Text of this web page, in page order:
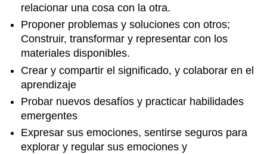
relacionar una cosa con la otra.
Proponer problemas y soluciones con otros;
Construir, transformar y representar con los
materiales disponibles.
Crear y compartir el significado, y colaborar en el
aprendizaje
Probar nuevos desafíos y practicar habilidades
emergentes
Expresar sus emociones, sentirse seguros para
explorar y regular sus emociones y